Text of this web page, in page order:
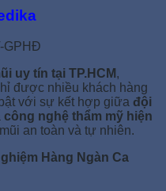
GPHĐ
uy tín tại TP.HCM ,
được nhiều khách hàng
với sự kết hợp giữa đội
công nghệ thẩm mỹ hiện
an toàn và tự nhiên.
Hàng Ngàn Ca